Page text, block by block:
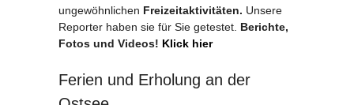
ungewöhnlichen Freizeitaktivitäten. Unsere
Reporter haben sie für Sie getestet. Berichte,
Fotos und Videos! Klick hier
Ferien und Erholung an der